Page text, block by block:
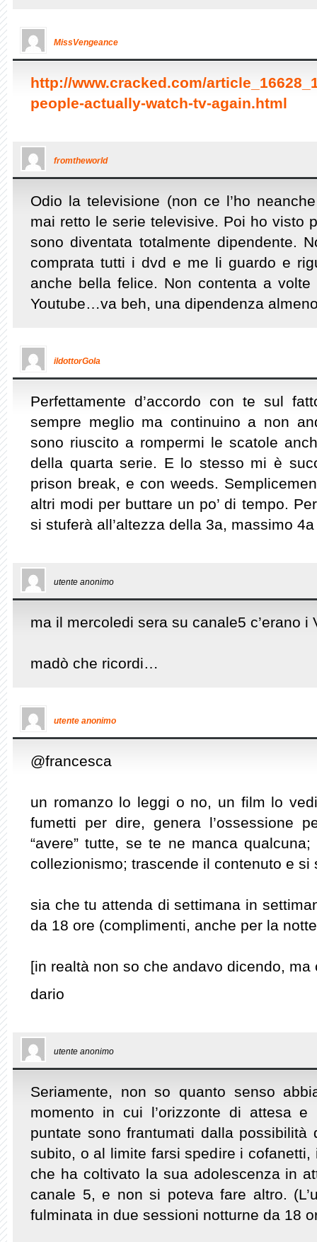
MissVengeance
http://www.cracked.com/
people-actually-watch-tv-again.html
fromtheworld
Odio la televisione (non ce l’ho
mai retto le serie televisive. Poi ho visto
sono diventata totalmente dipendente.
comprata tutti i dvd e me li guardo e
anche bella felice. Non contenta a
Youtube…va beh, una dipendenza
ildottorGola
Perfettamente d’accordo con te sul
sempre meglio ma continuino a non
sono riuscito a rompermi le scatole
della quarta serie. E lo stesso mi è
prison break, e con weeds.
altri modi per buttare un po’ di tempo.
si stuferà all’altezza della 3a, massimo
utente anonimo
ma il mercoledi sera su canale5 c’erano i
madò che ricordi…
utente anonimo
@francesca
un romanzo lo leggi o no, un film lo
fumetti per dire, genera l’ossessione
“avere” tutte, se te ne manca
collezionismo; trascende il contenuto e si
sia che tu attenda di settimana in
da 18 ore (complimenti, anche per la
[in realtà non so che andavo dicendo, ma
dario
utente anonimo
Seriamente, non so quanto senso
momento in cui l’orizzonte di attesa
puntate sono frantumati dalla
subito, o al limite farsi spedire i cofanetti,
che ha coltivato la sua adolescenza in
canale 5, e non si poteva fare altro.
fulminata in due sessioni notturne da 18